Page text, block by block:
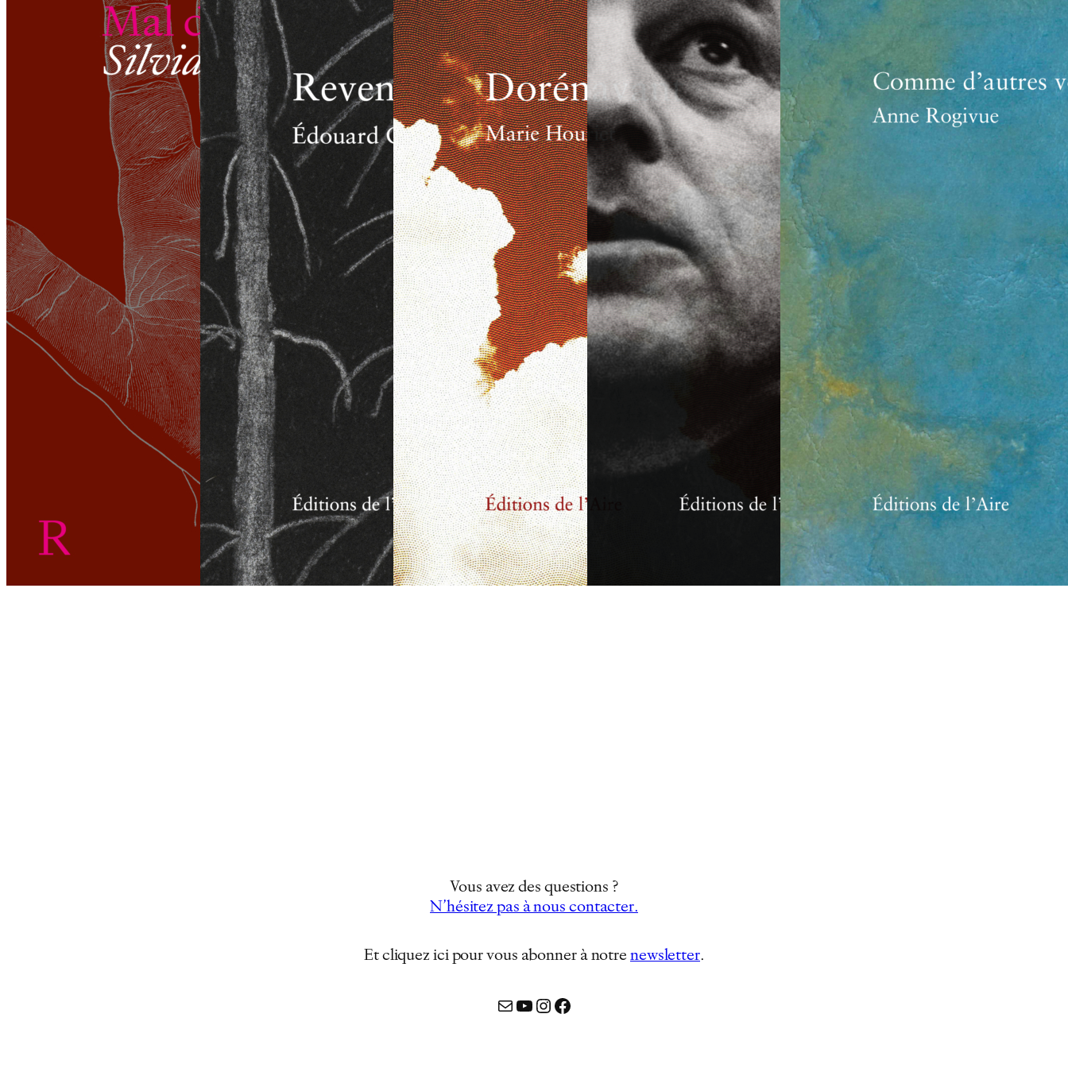
Vous avez des questions ?
N’hésitez pas à nous contacter.
Et cliquez ici pour vous abonner à notre newsletter…
MailYouTube
Instagram
Facebook